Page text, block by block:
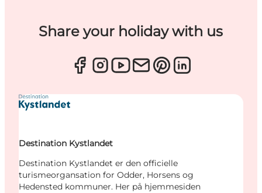
Share your holiday with us
Destination Kystlandet
Destination Kystlandet er den officielle
turismeorgansation for Odder, Horsens og
Hedensted kommuner. Her på hjemmesiden